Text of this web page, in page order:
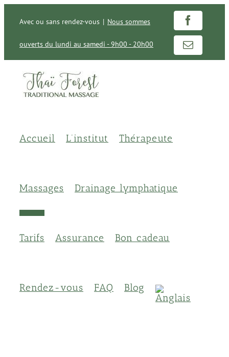
Avec ou sans rendez-vous | Nous sommes
ouverts du lundi au samedi - 9h00 - 20h00
Facebook
Email
Accueil L’institut Thérapeute
Massages Drainage lymphatique
Tarifs Assurance Bon cadeau
Rendez-vous FAQ Blog